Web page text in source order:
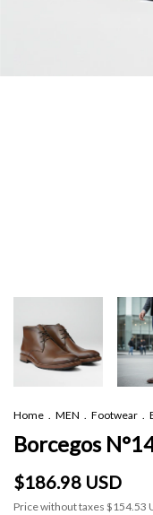
Home . MEN . Footwear .
Borcegos
$186.98 USD
Price without taxes $154.53